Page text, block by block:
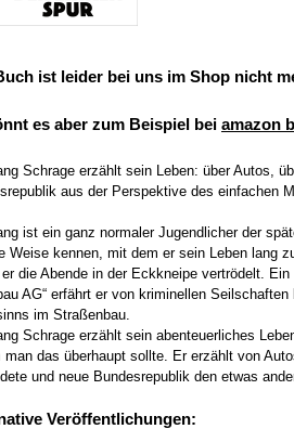
ist leider bei uns im Shop nicht
es aber zum Beispiel bei amazon
Schrage erzählt sein Leben: über Autos,
aus der Perspektive des einfachen
ist ein ganz normaler Jugendlicher der
Weise kennen, mit dem er sein Leben lang
die Abende in der Eckkneipe vertrödelt.
AG“ erfährt er von kriminellen
im Straßenbau.
Schrage erzählt sein abenteuerliches
man das überhaupt sollte. Er erzählt von
und neue Bundesrepublik den etwas
Veröffentlichungen: